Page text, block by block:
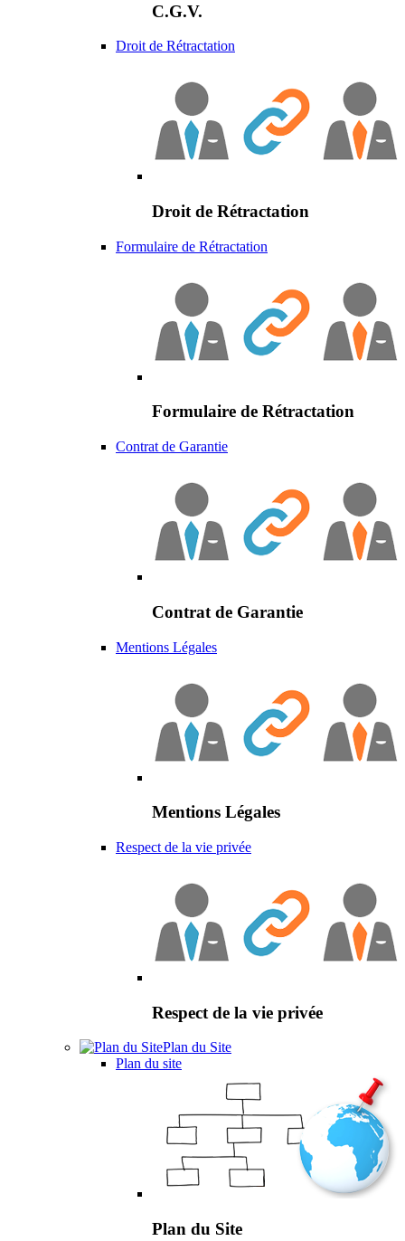
C.G.V.
Droit de Rétractation
Droit de Rétractation
Formulaire de Rétractation
Formulaire de Rétractation
Contrat de Garantie
Contrat de Garantie
Mentions Légales
Mentions Légales
Respect de la vie privée
Respect de la vie privée
Plan du Site
Plan du site
Plan du Site